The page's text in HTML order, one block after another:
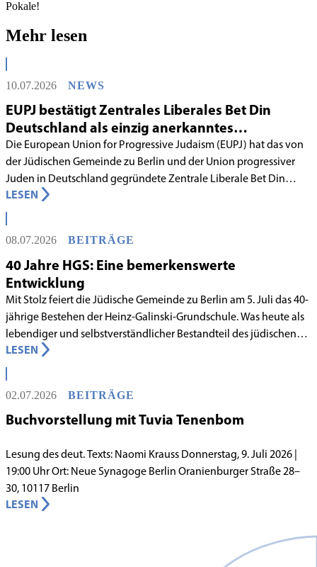
Pokale!
Mehr lesen
10.07.2026 NEWS
EUPJ bestätigt Zentrales Liberales Bet Din
Deutschland als einzig anerkanntes
liberales Rabbinatsgericht
Die European Union for Progressive Judaism (EUPJ) hat das von
der Jüdischen Gemeinde zu Berlin und der Union progressiver
Juden in Deutschland gegründete Zentrale Liberale Bet Din
Deutschland mit Wirkung zum 1. Juni 2026 als anerkanntes
Rabbinatsgericht aufgenommen.
LESEN
08.07.2026 BEITRÄGE
40 Jahre HGS: Eine bemerkenswerte
Entwicklung
Mit Stolz feiert die Jüdische Gemeinde zu Berlin am 5. Juli das 40-
jährige Bestehen der Heinz-Galinski-Grundschule. Was heute als
lebendiger und selbstverständlicher Bestandteil des jüdischen
Lebens in Berlin gilt, begann in den 1980er-Jahren unter
schwierigen Voraussetzungen. Vor dem Hintergrund eines
innergemeindlichen Wandels entstand bereits 1983 die Idee, eine
jüdische Grundschule zu gründen.
LESEN
02.07.2026 BEITRÄGE
Buchvorstellung mit Tuvia Tenenbom
Lesung des deut. Texts: Naomi Krauss Donnerstag, 9. Juli 2026 |
19:00 Uhr Ort: Neue Synagoge Berlin Oranienburger Straße 28–
30, 10117 Berlin
LESEN